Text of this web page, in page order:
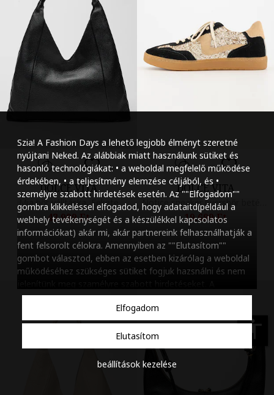
Szia! A Fashion Days a lehető legjobb élményt szeretné
nyújtani Neked. Az alábbiak miatt használunk sütiket és
hasonló technológiákat: • a weboldal megfelelő működése
érdekében, • a teljesítmény elemzése céljából, és •
személyre szabott hirdetések esetén. Az ""Elfogadom""
gombra klikkeléssel elfogadod, hogy adataitd(például a
webhely tevékenységét és a készülékkel kapcsolatos
információkat) akár mi, akár partnereink felhasználhatják a
fent felsorolt célokra. Amennyiben az ""Elutasítom""
gombot választod, ebben az esetben kizárólag a weboldal
működéséhez szükséges sütiket fogjuk hazsnálni és nem
beállításaidat bármikor módosíthatod, a ""Beállítások
kezelése"" gombra kattintva. Tudj meg többet
szabályzatunkról.
Elfogadom
Elutasítom
beállítások kezelése
DOLCE VITA
Mia bőr válltáska, Fekete
43.999 Ft
DOLCE VITA
19.699 Ft
accessibility
Szöveg méretének
Szóköz növelése
Szóköz csökkentése
Sortávolság
Sortávolság
Színek invertálása
Szürke
Nagy kurzor